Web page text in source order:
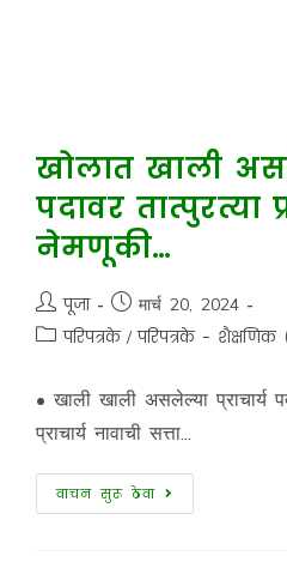
खोलात खाली
पदावर तात्पुरत्या
नेमणूकी…
पूजा मार्च 20, 2024
परिपत्रके / परिपत्रके - शैक्षणिक
• खाली खाली असलेल्या प्राचार्य
प्राचार्य नावाची सत्ता...
वाचन सुरू ठेवा